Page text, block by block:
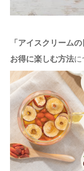
「アイスクリーム
お得に楽しむ方法に